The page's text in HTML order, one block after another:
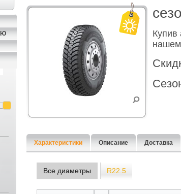
Купив
нашем
Характеристики Описание Доставка
Все диаметры R22.5